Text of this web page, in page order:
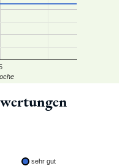
sehr gut